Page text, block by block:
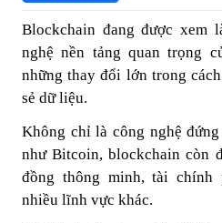
Blockchain đang được xem
nghệ nền tảng quan trọng
những thay đổi lớn trong
sẻ dữ liệu.
Không chỉ là công nghệ
như Bitcoin, blockchain còn
đồng thông minh, tài
nhiều lĩnh vực khác.